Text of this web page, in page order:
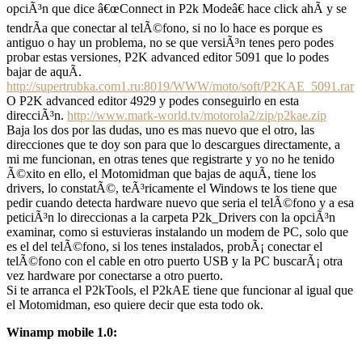
opciÃ³n que dice â€œConnect in P2k Modeâ€ hace click ahÃ­ y se
tendrÃ­a que conectar al telÃ©fono, si no lo hace es porque es
antiguo o hay un problema, no se que versiÃ³n tenes pero podes
probar estas versiones, P2K advanced editor 5091 que lo podes
bajar de aquÃ­.
http://supertrubka.com1.ru:8019/WWW/moto/soft/P2KAE_5091.rar
O P2K advanced editor 4929 y podes conseguirlo en esta
direcciÃ³n. http://www.mark-world.tv/motorola2/zip/p2kae.zip
Baja los dos por las dudas, uno es mas nuevo que el otro, las
direcciones que te doy son para que lo descargues directamente, a
mi me funcionan, en otras tenes que registrarte y yo no he tenido
Ã©xito en ello, el Motomidman que bajas de aquÃ­, tiene los
drivers, lo constatÃ©, teÃ³ricamente el Windows te los tiene que
pedir cuando detecta hardware nuevo que seria el telÃ©fono y a esa
peticiÃ³n lo direccionas a la carpeta P2k_Drivers con la opciÃ³n
examinar, como si estuvieras instalando un modem de PC, solo que
es el del telÃ©fono, si los tenes instalados, probÃ¡ conectar el
telÃ©fono con el cable en otro puerto USB y la PC buscarÃ¡ otra
vez hardware por conectarse a otro puerto.
Si te arranca el P2kTools, el P2kAE tiene que funcionar al igual que
el Motomidman, eso quiere decir que esta todo ok.
Winamp mobile 1.0: